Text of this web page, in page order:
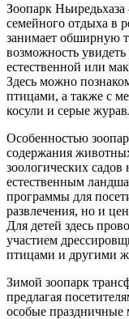
Зоопарк
семейного отдыха в
занимает обширную
возможность
естественной или
Здесь можно
птицами, а также с
косули и серые
Особенностью
содержания
зоологических
естественным
программы для
развлечения, но и
Для детей здесь
участием
птицами и другими
Зимой зоопарк
предлагая
особые праздничные